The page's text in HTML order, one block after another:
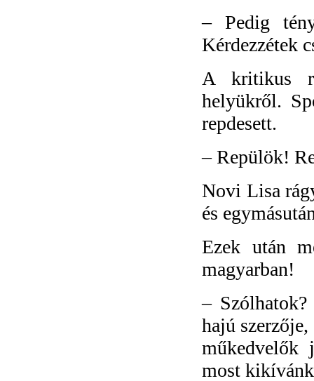
– Pedig
Kérdezzétek
A kritikus
helyükről.
repdesett.
–Repülök!
Novi Lisa
és
Ezek után
magyarban!
–
hajú
műkedvelők
most